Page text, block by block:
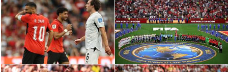
الكرة الإفريقية
منتخب مصر
سعودي في الجول
الدوري الإنجليزي